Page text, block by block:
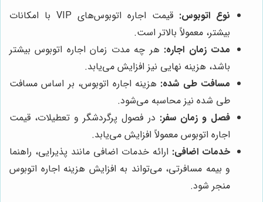
نوع اتوبوس:
قیمت اجاره اتوبوس‌های VIP با امکانات
بیشتر، معمولاً بالاتر است.
مدت زمان اجاره: هر چه مدت زمان اجاره اتوبوس بیشتر
باشد، هزینه نهایی نیز افزایش می‌یابد.
مسافت طی شده: هزینه اجاره اتوبوس، بر اساس مسافت
طی شده نیز محاسبه می‌شود.
فصل و زمان سفر: در فصول پرگردشگر و تعطیلات، قیمت
اجاره اتوبوس معمولاً افزایش می‌یابد.
خدمات اضافی: ارائه خدمات اضافی مانند پذیرایی، راهنما
و بیمه مسافرتی، می‌تواند به افزایش هزینه اجاره اتوبوس
منجر شود.